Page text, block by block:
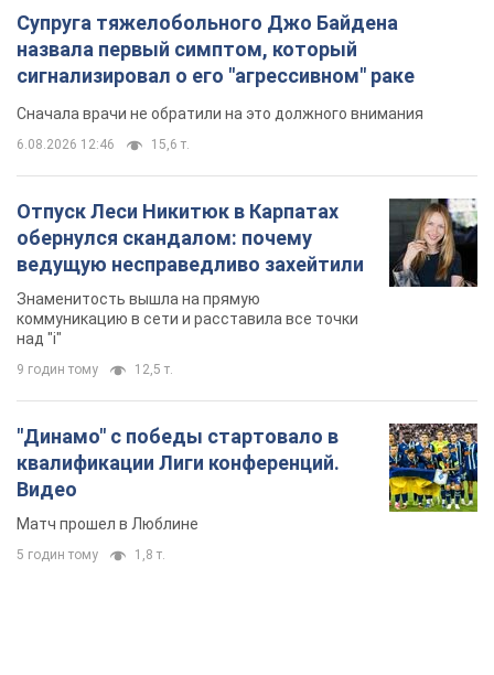
Супруга тяжелобольного Джо Байдена
назвала первый симптом, который
сигнализировал о его "агрессивном" раке
Сначала врачи не обратили на это должного внимания
6.08.2026 12:46 15,6 т.
Отпуск Леси Никитюк в Карпатах
обернулся скандалом: почему
ведущую несправедливо захейтили
Знаменитость вышла на прямую
коммуникацию в сети и расставила все точки
над "i"
9 годин тому 12,5 т.
"Динамо" с победы стартовало в
квалификации Лиги конференций.
Видео
Матч прошел в Люблине
5 годин тому 1,8 т.